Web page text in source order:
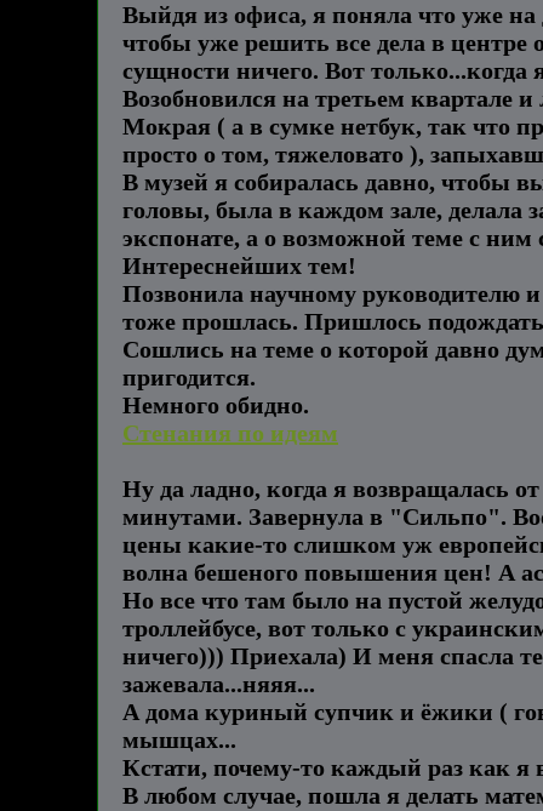
Выйдя из офиса, я поняла что уже на
чтобы уже решить все дела в
сущности ничего. Вот
Возобновился на третьем квартале
Мокрая ( а в сумке нетбук, так что
просто о том, тяжеловато ),
В музей я собиралась давно, чтобы
головы, была в каждом зале, делала
экспонате, а о возможной теме с
Интереснейших тем!
Позвонила научному руководителю и
тоже прошлась. Пришлось
Сошлись на теме о которой давно
пригодится.
Немного обидно.
Стенания по идеям
Ну да ладно, когда я возвращалась
минутами. Завернула в "Сильпо".
цены какие-то слишком уж
волна бешеного повышения цен! А
Но все что там было на пустой
троллейбусе, вот только с
ничего))) Приехала) И меня спасла
зажевала...няяя...
А дома куриный супчик и ёжики (
мышцах...
Кстати, почему-то каждый раз как я
В любом случае, пошла я делать